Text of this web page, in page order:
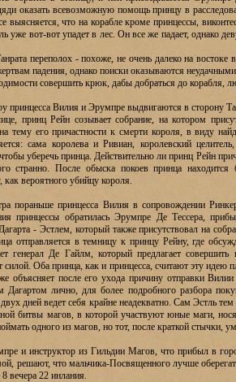
оказать всевозможную помощь принцу в
выясняется, что на корабле кроме принцессы,
уже вот-вот упадет в лес. Он все же падает, однако
переполох - похоже, не очень далеко на
падения, однако поиски оказываются
совершить крюк, дабы добраться до корабля,
принцесса Вилия и Эрумпре выдвигаются в сторону
принц Рейн созывает собрание, на котором
тему его причастности к смерти короля, в виду
сама королева и Ривиан, королевский
уберечь принца. Действительно ли принц Рейн
странно. После обыска покоев принца
вероятного убийцу короля.
пораньше принцесса Вилия в сопровождении
принцессы обратилась Эрумпре Де Тессера,
- Эстлем, который также присутствовал на
отправляется в темницу к принцу Рейну, где
генерал Де Гайлм, который предлагает
силой. Оба принца, как и принцесса, считают эту идею
объясняет после его ухода причину отправки
Дагартом лично, для более подробного разбора
дней ведет себя крайне неадекватно. Сам Эстль
битвы магов, в которой участвуют юные маги,
одного из магов, но тот, после краткой стычки,
и инструктор из Гильдии Магов, что прибыл в
решают, что мальчика-Посвященного лучше
вечера 22 инлания.